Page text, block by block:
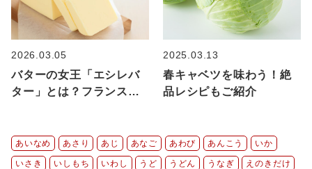
2026.03.05
バターの女王「エシレバ
ター」とは？フランス発
2025.03.13
春キャベツを味わう！絶
品レシピもご紹介
あいなめ あさり あじ あなご あわび あんこう いか
いさき いしもち いわし うど うどん うなぎ えのきだけ